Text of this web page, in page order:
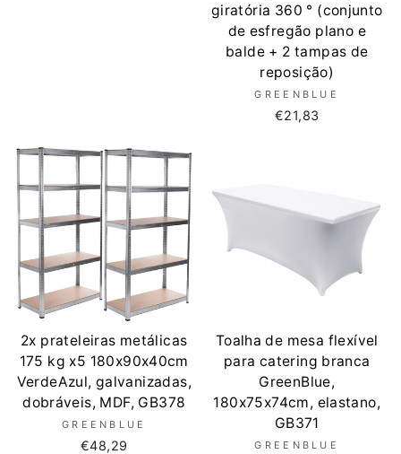
giratória 360 ° (conjunto
de esfregão plano e
balde + 2 tampas de
reposição)
GREENBLUE
€21,83
2x prateleiras metálicas
175 kg x5 180x90x40cm
VerdeAzul, galvanizadas,
dobráveis, MDF, GB378
GREENBLUE
€48,29
Toalha de mesa flexível
para catering branca
GreenBlue,
180x75x74cm, elastano,
GB371
GREENBLUE